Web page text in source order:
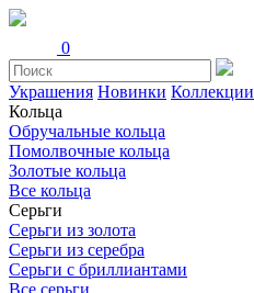
0
Украшения Новинки Коллекции
Кольца
Обручальные кольца
Помолвочные кольца
Золотые кольца
Все кольца
Серьги
Серьги из золота
Серьги из серебра
Серьги с бриллиантами
Все серьги